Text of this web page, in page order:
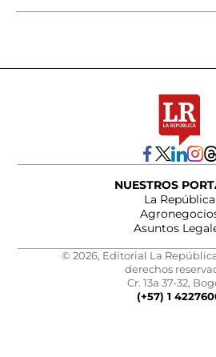
NUESTROS
La República
Asuntos
© 2026, Editorial La República
derechos
Cr. 13a 37-32,
(+57) 1